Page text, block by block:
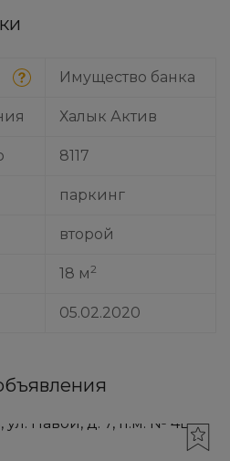
Имущество банка
Халык Актив
8117
паркинг
второй
18 м 2
05.02.2020